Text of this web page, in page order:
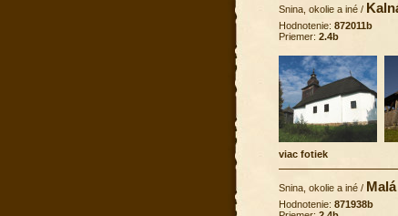
Snina, okolie a iné /
Hodnotenie: 872011b
Priemer: 2.4b
viac fotiek
Snina, okolie a iné /
Hodnotenie: 871938b